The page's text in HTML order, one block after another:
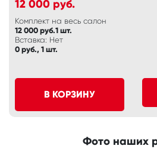
12 000 руб.
Комплект на весь салон
12 000 руб.1 шт.
Вставка: Нет
0 руб., 1 шт.
В КОРЗИНУ
Фото наших